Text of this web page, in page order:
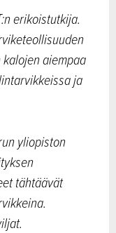
erikoistutkija.
aiempaa
ja
yliopiston
tähtäävät